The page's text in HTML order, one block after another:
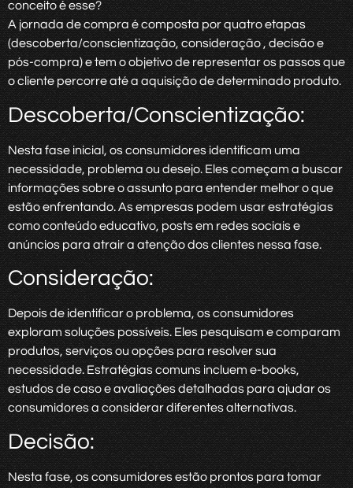
conceito é esse?
A jornada de compra é composta por quatro etapas
(descoberta/conscientização, consideração , decisão e
pós-compra) e tem o objetivo de representar os passos que
o cliente percorre até a aquisição de determinado produto.
Descoberta/Conscientização:
Nesta fase inicial, os consumidores identificam uma
necessidade, problema ou desejo. Eles começam a buscar
informações sobre o assunto para entender melhor o que
estão enfrentando. As empresas podem usar estratégias
como conteúdo educativo, posts em redes sociais e
anúncios para atrair a atenção dos clientes nessa fase.
Consideração:
Depois de identificar o problema, os consumidores
exploram soluções possíveis. Eles pesquisam e comparam
produtos, serviços ou opções para resolver sua
necessidade. Estratégias comuns incluem e-books,
estudos de caso e avaliações detalhadas para ajudar os
consumidores a considerar diferentes alternativas.
Decisão:
Nesta fase, os consumidores estão prontos para tomar